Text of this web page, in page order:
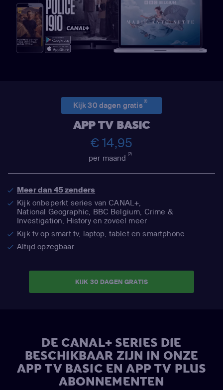
Kijk 30 dagen gratis(1)
APP TV BASIC
€ 14,95
per maand(2)
Meer dan 45 zenders
Kijk onbeperkt series van CANAL+,
National Geographic, BBC Belgium, Crime &
Investigation, History en zoveel meer
Kijk tv op smart tv, laptop, tablet en smartphone
Altijd opzegbaar
KIJK 30 DAGEN GRATIS
DE CANAL+ SERIES DIE
BESCHIKBAAR ZIJN IN ONZE
APP TV BASIC EN APP TV PLUS
ABONNEMENTEN